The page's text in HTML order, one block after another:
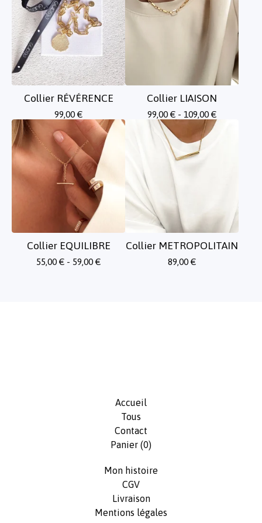
Collier RÉVÉRENCE
99,00 €
Collier LIAISON
99,00 € - 109,00 €
Collier EQUILIBRE
55,00 € - 59,00 €
Collier METROPOLITAIN
89,00 €
Accueil
Tous
Contact
Panier (0)
Mon histoire
CGV
Livraison
Mentions légales